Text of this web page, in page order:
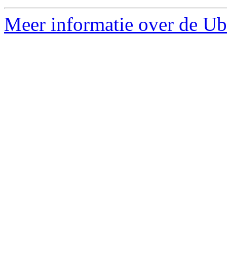
Meer informatie over de